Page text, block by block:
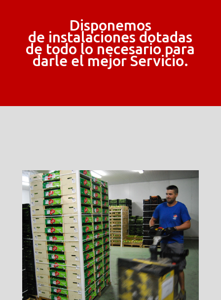
Disponemos
de instalaciones dotadas
de todo lo necesario para
darle el mejor Servicio.